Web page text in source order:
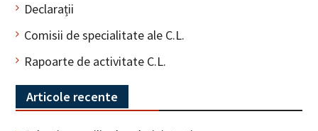
Declarații
Comisii de specialitate ale C.L.
Rapoarte de activitate C.L.
Articole recente